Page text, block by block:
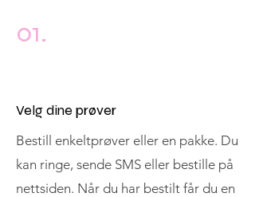
01.
Velg dine prøver
Bestill enkeltprøver eller en pakke. Du
kan ringe, sende SMS eller bestille på
nettsiden. Når du har bestilt får du en